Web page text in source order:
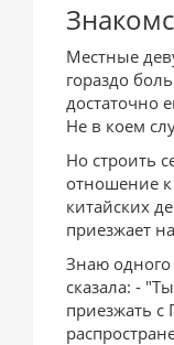
Местные
гораздо
достаточно
Не в коем
Но строить
отношение
китайских
приезжает
Знаю одного
сказала: -
приезжать с